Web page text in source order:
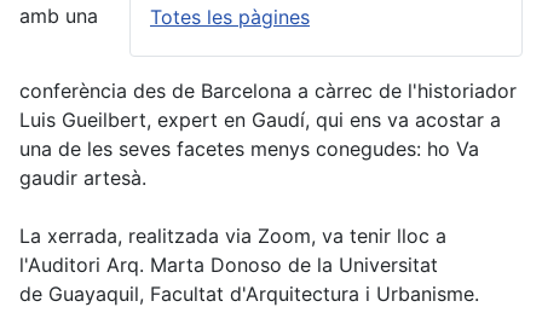
Totes les pàgines
amb una
conferència des de Barcelona a càrrec de l'historiador
Luis Gueilbert, expert en Gaudí, qui ens va acostar a
una de les seves facetes menys conegudes: ho Va
gaudir artesà.
La xerrada, realitzada via Zoom, va tenir lloc a
l'Auditori Arq. Marta Donoso de la Universitat
de Guayaquil, Facultat d'Arquitectura i Urbanisme.